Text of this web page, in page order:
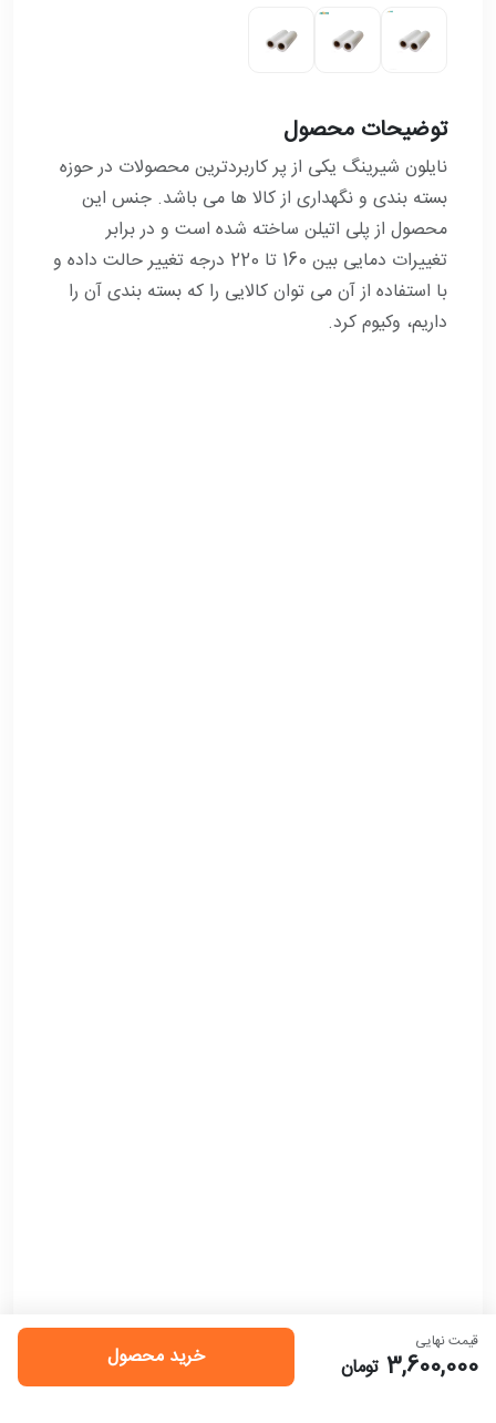
توضیحات محصول
نایلون شیرینگ یکی از پر کاربردترین محصولات در حوزه
بسته بندی و نگهداری از کالا ها می باشد. جنس این
محصول از پلی اتیلن ساخته شده است و در برابر
تغییرات دمایی بین 160 تا 220 درجه تغییر حالت داده و
با استفاده از آن می توان کالایی را که بسته بندی آن را
داریم، وکیوم کرد.
قیمت نهایی
3,600,000 تومان خرید محصول